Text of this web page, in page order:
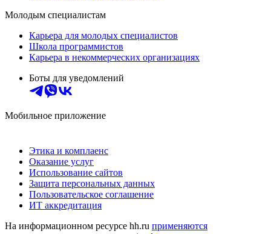
Молодым специалистам
Карьера для молодых специалистов
Школа программистов
Карьера в некоммерческих организациях
Боты для уведомлений
Мобильное приложение
Этика и комплаенс
Оказание услуг
Использование сайтов
Защита персональных данных
Пользовательское соглашение
ИТ аккредитация
На информационном ресурсе hh.ru применяются